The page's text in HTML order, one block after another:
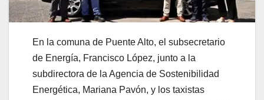
En la comuna de Puente Alto, el subsecretario
de Energía, Francisco López, junto a la
subdirectora de la Agencia de Sostenibilidad
Energética, Mariana Pavón, y los taxistas